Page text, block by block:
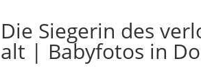
Die Siegerin des
alt | Babyfotos in